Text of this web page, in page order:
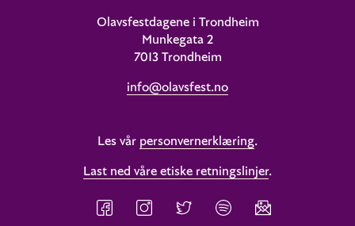
Olavsfestdagene i Trondheim
Munkegata 2
7013 Trondheim
info@olavsfest.no
Les vår personvernerklæring.
Last ned våre etiske retningslinjer.